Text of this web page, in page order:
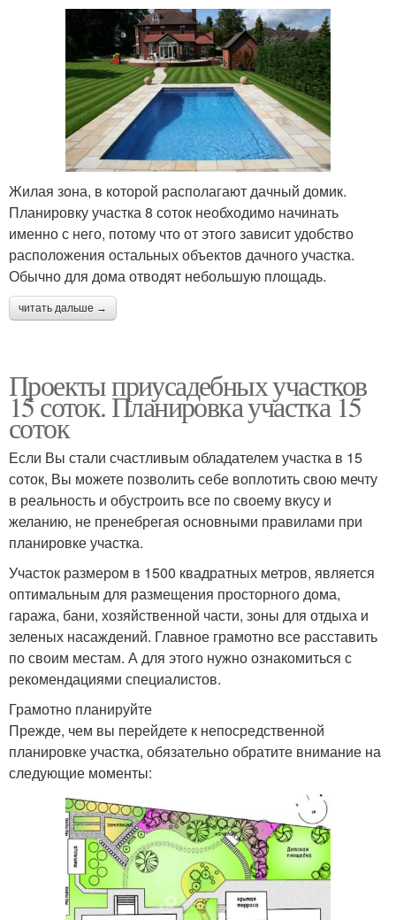
Жилая зона, в которой располагают дачный домик.
Планировку участка 8 соток необходимо начинать
именно с него, потому что от этого зависит удобство
расположения остальных объектов дачного участка.
Обычно для дома отводят небольшую площадь.
читать дальше →
Проекты приусадебных участков
15 соток. Планировка участка 15
соток
Если Вы стали счастливым обладателем участка в 15
соток, Вы можете позволить себе воплотить свою мечту
в реальность и обустроить все по своему вкусу и
желанию, не пренебрегая основными правилами при
планировке участка.
Участок размером в 1500 квадратных метров, является
оптимальным для размещения просторного дома,
гаража, бани, хозяйственной части, зоны для отдыха и
зеленых насаждений. Главное грамотно все расставить
по своим местам. А для этого нужно ознакомиться с
рекомендациями специалистов.
Грамотно планируйте
Прежде, чем вы перейдете к непосредственной
планировке участка, обязательно обратите внимание на
следующие моменты: